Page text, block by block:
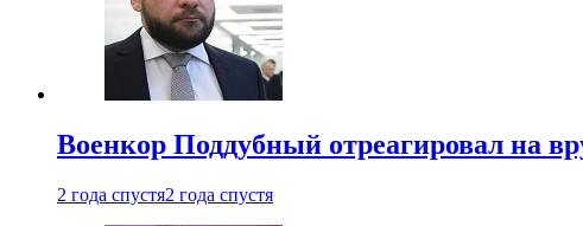
Военкор Поддубный отреагировал на
2 года спустя2 года спустя